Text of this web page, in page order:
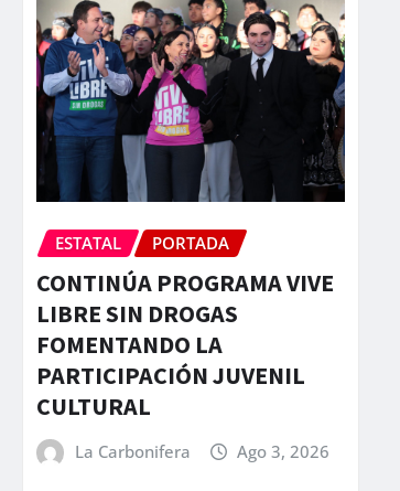
ESTATAL PORTADA
CONTINÚA PROGRAMA VIVE
LIBRE SIN DROGAS
FOMENTANDO LA
PARTICIPACIÓN JUVENIL
CULTURAL
La Carbonifera Ago 3, 2026